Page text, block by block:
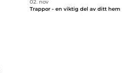
02. nov
Trappor - en viktig del av ditt hem